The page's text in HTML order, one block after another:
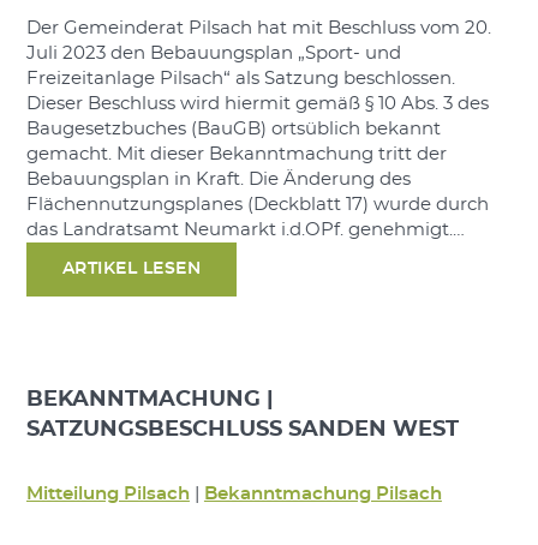
Der Gemeinderat Pilsach hat mit Beschluss vom 20.
Juli 2023 den Bebauungsplan „Sport- und
Freizeitanlage Pilsach“ als Satzung beschlossen.
Dieser Beschluss wird hiermit gemäß § 10 Abs. 3 des
Baugesetzbuches (BauGB) ortsüblich bekannt
gemacht. Mit dieser Bekanntmachung tritt der
Bebauungsplan in Kraft. Die Änderung des
Flächennutzungsplanes (Deckblatt 17) wurde durch
das Landratsamt Neumarkt i.d.OPf. genehmigt.…
ARTIKEL LESEN
BEKANNTMACHUNG |
SATZUNGSBESCHLUSS SANDEN WEST
Mitteilung Pilsach| Bekanntmachung Pilsach